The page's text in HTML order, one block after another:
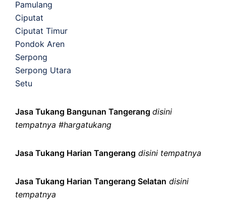
Pamulang
Ciputat
Ciputat Timur
Pondok Aren
Serpong
Serpong Utara
Setu
Jasa Tukang Bangunan Tangerang disini
tempatnya #hargatukang
Jasa Tukang Harian Tangerang disini tempatnya
Jasa Tukang Harian Tangerang Selatan disini
tempatnya